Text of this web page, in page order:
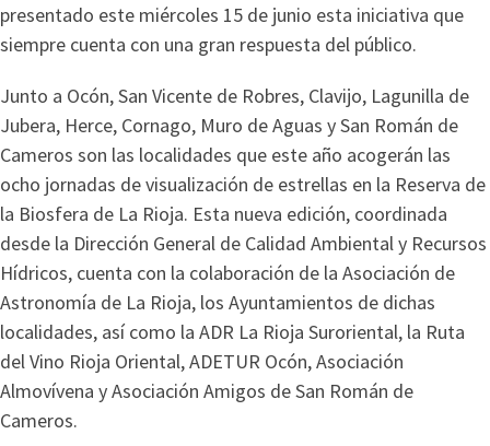
presentado este miércoles 15 de junio esta iniciativa que
siempre cuenta con una gran respuesta del público.
Junto a Ocón, San Vicente de Robres, Clavijo, Lagunilla de
Jubera, Herce, Cornago, Muro de Aguas y San Román de
Cameros son las localidades que este año acogerán las
ocho jornadas de visualización de estrellas en la Reserva de
la Biosfera de La Rioja. Esta nueva edición, coordinada
desde la Dirección General de Calidad Ambiental y Recursos
Hídricos, cuenta con la colaboración de la Asociación de
Astronomía de La Rioja, los Ayuntamientos de dichas
localidades, así como la ADR La Rioja Suroriental, la Ruta
del Vino Rioja Oriental, ADETUR Ocón, Asociación
Almovívena y Asociación Amigos de San Román de
Cameros.